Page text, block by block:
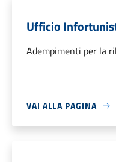
Ufficio
Adempimenti per la
VAI ALLA PAGINA